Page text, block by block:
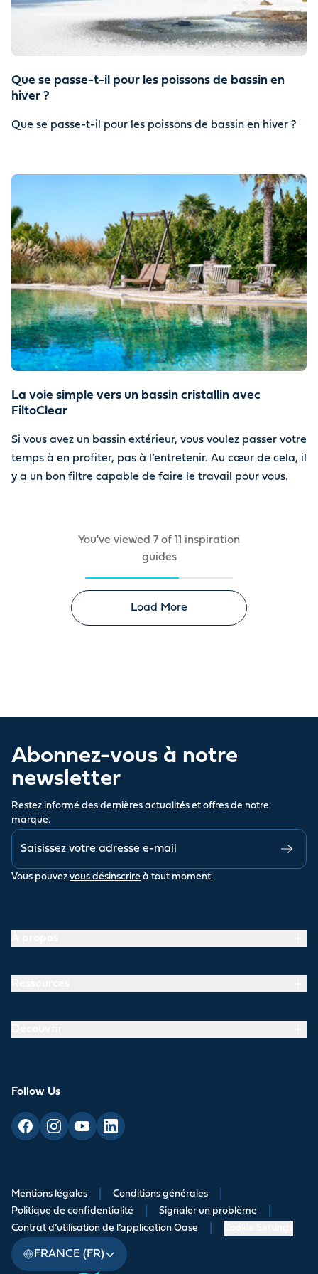
Que se passe-t-il pour les poissons de bassin en
hiver ?
Que se passe-t-il pour les poissons de bassin en hiver ?
La voie simple vers un bassin cristallin avec
FiltoClear
Si vous avez un bassin extérieur, vous voulez passer votre
temps à en profiter, pas à l’entretenir. Au cœur de cela, il
y a un bon filtre capable de faire le travail pour vous.
You've viewed 7 of
inspiration
guides
Load More
Abonnez-vous à notre
newsletter
Restez informé des dernières actualités et offres de notre
marque.
Vous pouvez vous désinscrire à tout moment.
Follow Us
Mentions légales Conditions générales
Politique de confidentialité Signaler un problème
Contrat d’utilisation de l’application Oase
FRANCE (FR)